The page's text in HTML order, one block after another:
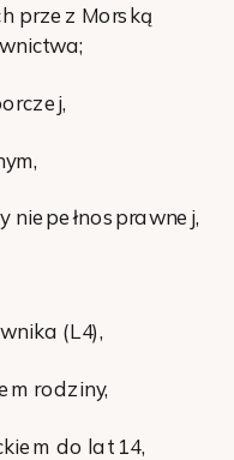
przez Morską
niepełnosprawnej,
(L4),
rodziny,
do lat 14,